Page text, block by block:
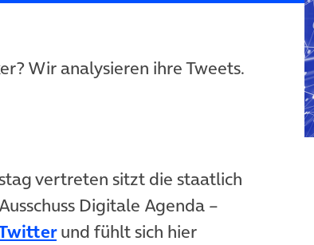
Wir analysieren ihre Tweets.
Tab)
vertreten sitzt die staatlich
Digitale Agenda –
(öffnet in neuem Tab)
und fühlt sich hier